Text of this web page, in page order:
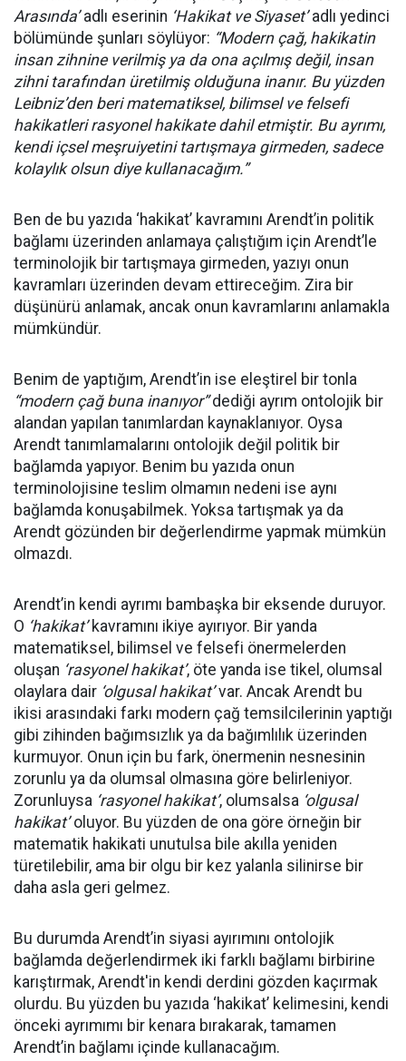
Arasında’adlı eserinin ‘Hakikat ve Siyaset’adlı yedinci
bölümünde şunları söylüyor: “Modern çağ, hakikatin
insan zihnine verilmiş ya da ona açılmış değil, insan
zihni tarafından üretilmiş olduğuna inanır. Bu yüzden
Leibniz’den beri matematiksel, bilimsel ve felsefi
hakikatleri rasyonel hakikate dahil etmiştir. Bu ayrımı,
kendi içsel meşruiyetini tartışmaya girmeden, sadece
kolaylık olsun diye kullanacağım.”
Ben de bu yazıda ‘hakikat’ kavramını Arendt’in politik
bağlamı üzerinden anlamaya çalıştığım için Arendt’le
terminolojik bir tartışmaya girmeden, yazıyı onun
kavramları üzerinden devam ettireceğim. Zira bir
düşünürü anlamak, ancak onun kavramlarını anlamakla
mümkündür.
Benim de yaptığım, Arendt’in ise eleştirel bir tonla
“modern çağ buna inanıyor”dediği ayrım ontolojik bir
alandan yapılan tanımlardan kaynaklanıyor. Oysa
Arendt tanımlamalarını ontolojik değil politik bir
bağlamda yapıyor. Benim bu yazıda onun
terminolojisine teslim olmamın nedeni ise aynı
bağlamda konuşabilmek. Yoksa tartışmak ya da
Arendt gözünden bir değerlendirme yapmak mümkün
olmazdı.
Arendt’in kendi ayrımı bambaşka bir eksende duruyor.
O ‘hakikat’kavramını ikiye ayırıyor. Bir yanda
matematiksel, bilimsel ve felsefi önermelerden
oluşan ‘rasyonel hakikat’, öte yanda ise tikel, olumsal
olaylara dair ‘olgusal hakikat’var. Ancak Arendt bu
ikisi arasındaki farkı modern çağ temsilcilerinin yaptığı
gibi zihinden bağımsızlık ya da bağımlılık üzerinden
kurmuyor. Onun için bu fark, önermenin nesnesinin
zorunlu ya da olumsal olmasına göre belirleniyor.
Zorunluysa ‘rasyonel hakikat’, olumsalsa ‘olgusal
hakikat’oluyor. Bu yüzden de ona göre örneğin bir
matematik hakikati unutulsa bile akılla yeniden
türetilebilir, ama bir olgu bir kez yalanla silinirse bir
daha asla geri gelmez.
Bu durumda Arendt’in siyasi ayırımını ontolojik
bağlamda değerlendirmek iki farklı bağlamı birbirine
karıştırmak, Arendt'in kendi derdini gözden kaçırmak
olurdu. Bu yüzden bu yazıda ‘hakikat’ kelimesini, kendi
önceki ayrımımı bir kenara bırakarak, tamamen
Arendt’in bağlamı içinde kullanacağım.